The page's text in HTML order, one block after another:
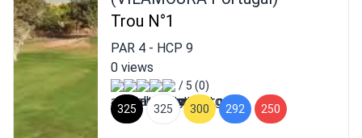
Trou N°1
PAR 4- HCP 9
0 views
/ 5 (0)
325
325 300 292 250